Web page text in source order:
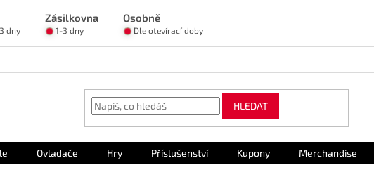
Zásilkovna Osobně
dny 1-3 dny Dle otevírací doby
HLEDAT
Ovladače Hry Příslušenství Kupony Merchandise